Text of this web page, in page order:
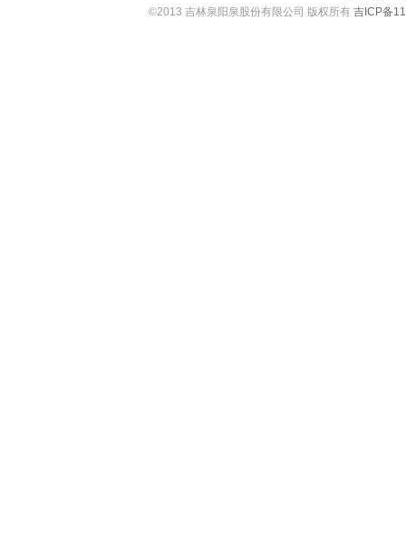
©2013 吉林泉阳泉股份有限公司 版权所有吉ICP备